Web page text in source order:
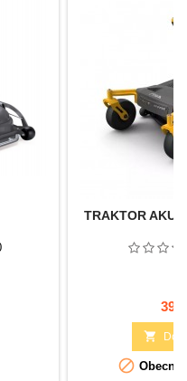
TRAKTOR
39

